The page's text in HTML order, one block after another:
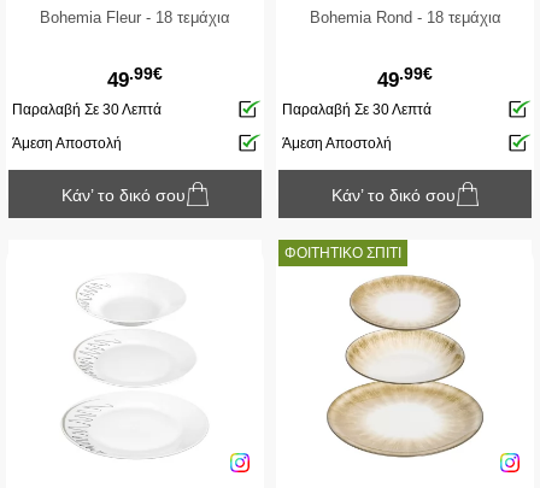
Bohemia Fleur - 18 τεμάχια
49.99€
Παραλαβή Σε 30 Λεπτά
Άμεση Αποστολή
Κάν’ το δικό σου
Bohemia Rond - 18 τεμάχια
49.99€
Παραλαβή Σε 30 Λεπτά
Άμεση Αποστολή
Κάν’ το δικό σου
ΦΟΙΤΗΤΙΚΟ ΣΠΙΤΙ